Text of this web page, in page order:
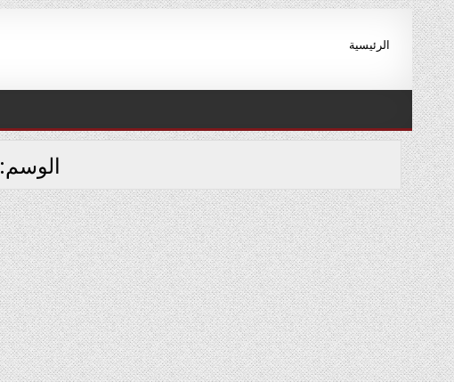
Skip
to
content
الرئيسية
الوسم: